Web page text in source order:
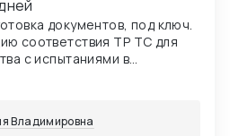
документов, под ключ.
соответствия ТР ТС для
с испытаниями в
и контролем
Владимировна